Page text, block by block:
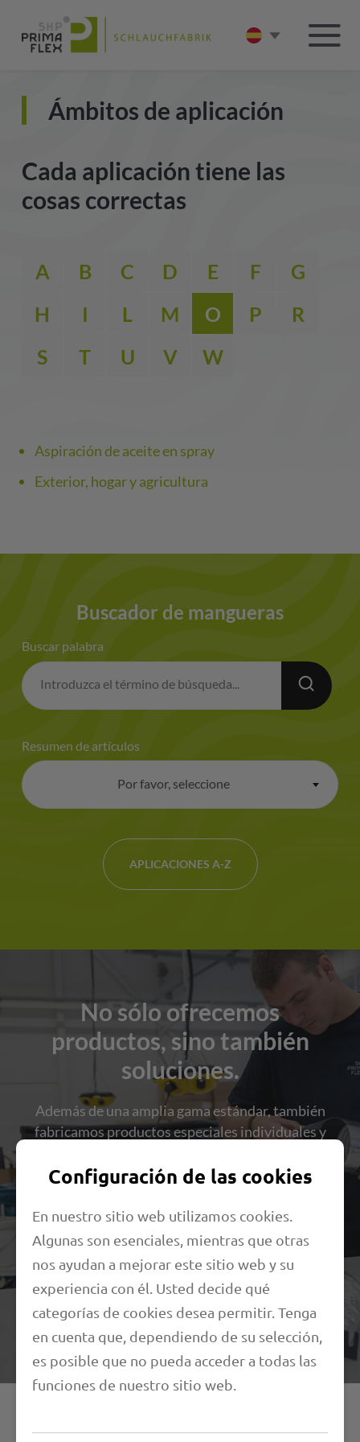
Ámbitos de aplicación
Cada aplicación tiene las
cosas correctas
A B C D E F
G
H
I L M O P
R
S
T U V W
Aspiración de aceite en spray
Exterior, hogar y agricultura
No sólo ofrecemos
productos, sino también
soluciones.
Además de una amplia gama estándar, también
fabricamos productos especiales individuales y
aplicación de nuestros clientes. Los más de 40 años
mangueras técnicas son simplemente
inestimables.
No dude en probarlo. Nos enfrentamos a todas las
comparaciones.
Buscador de mangueras
Buscar palabra
Resumen de artículos
Por favor, seleccione
APLICACIONES A-Z
Configuración de las cookies
En nuestro sitio web utilizamos cookies.
Algunas son esenciales, mientras que otras
nos ayudan a mejorar este sitio web y su
experiencia con él. Usted decide qué
categorías de cookies desea permitir. Tenga
en cuenta que, dependiendo de su selección,
es posible que no pueda acceder a todas las
funciones de nuestro sitio web.